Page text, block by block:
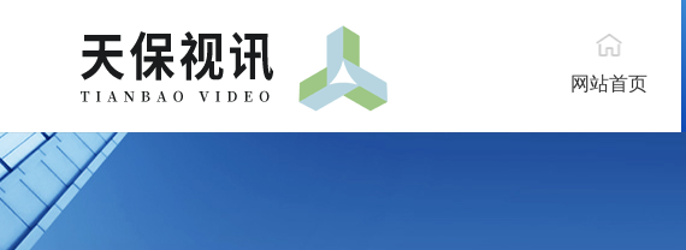
网站首页